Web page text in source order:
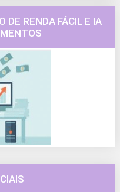
DE RENDA FÁCIL E IA